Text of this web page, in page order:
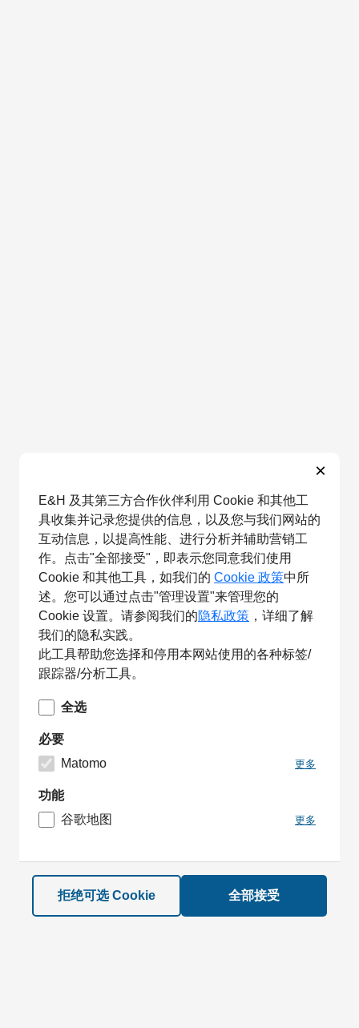
×
E&H 及其第三方合作伙伴利用 Cookie 和其他工
具收集并记录您提供的信息，以及您与我们网站的
互动信息，以提高性能、进行分析并辅助营销工
作。点击"全部接受"，即表示您同意我们使用
Cookie 和其他工具，如我们的 Cookie 政策中所
述。您可以通过点击"管理设置"来管理您的
Cookie 设置。请参阅我们的隐私政策 ，详细了解
我们的隐私实践。
此工具帮助您选择和停用本网站使用的各种标签/
跟踪器/分析工具。
全选
必要
Matomo
更多
功能
谷歌地图
更多
拒绝可选 Cookie 全部接受